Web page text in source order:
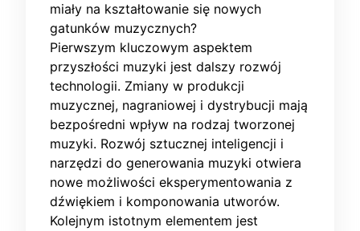
miały na kształtowanie się nowych
gatunków muzycznych?
Pierwszym kluczowym aspektem
przyszłości muzyki jest dalszy rozwój
technologii. Zmiany w produkcji
muzycznej, nagraniowej i dystrybucji mają
bezpośredni wpływ na rodzaj tworzonej
muzyki. Rozwój sztucznej inteligencji i
narzędzi do generowania muzyki otwiera
nowe możliwości eksperymentowania z
dźwiękiem i komponowania utworów.
Kolejnym istotnym elementem jest